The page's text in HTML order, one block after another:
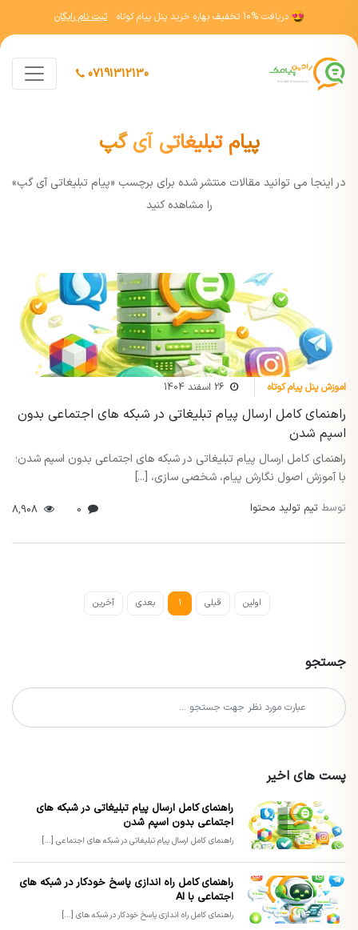
دریافت 10% تخفیف بهاره خرید پنل پیام کوتاه ثبت نام رایگان
07191312130
پیام تبلیغاتی آی گپ
در اينجا مي توانيد مقالات منتشر شده برای برچسب «پیام تبلیغاتی آی گپ»
را مشاهده کنيد
اموزش پنل پیام کوتاه 26 اسفند 1404
راهنمای کامل ارسال پیام تبلیغاتی در شبکه های اجتماعی بدون
اسپم شدن
راهنمای کامل ارسال پیام تبلیغاتی در شبکه های اجتماعی بدون اسپم شدن؛
با آموزش اصول نگارش پیام، شخصی سازی، [...]
توسط تیم تولید محتوا
اولین قبلی 1 بعدی آخرین
جستجو
پست های اخیر
راهنمای کامل ارسال پیام تبلیغاتی در شبکه های
اجتماعی بدون اسپم شدن
راهنمای کامل ارسال پیام تبلیغاتی در شبکه های اجتماعی [...]
راهنمای کامل راه اندازی پاسخ خودکار در شبکه های
اجتماعی با AI
راهنمای کامل راه اندازی پاسخ خودکار در شبکه های [...]